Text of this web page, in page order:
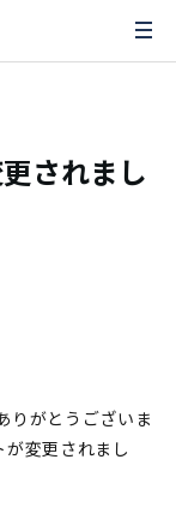
されまし
りがとうございま
変更されまし